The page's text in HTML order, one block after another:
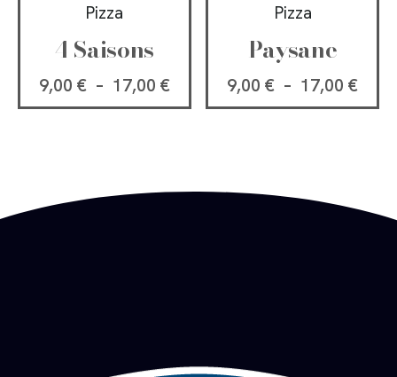
Pizza
4 Saisons
9,00 € – 17,00€
Pizza
Paysane
9,00 € – 17,00€